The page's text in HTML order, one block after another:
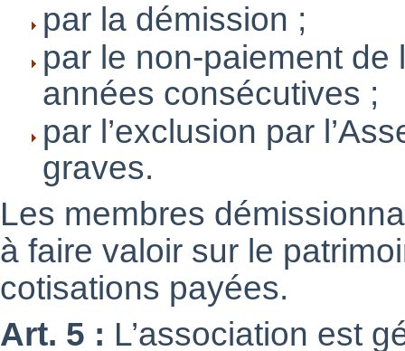
par la démission ;
par le non-paiement
années consécutives ;
par l’exclusion par
graves.
Les membres
à faire valoir sur le
cotisations payées.
Art. 5 : L’association est